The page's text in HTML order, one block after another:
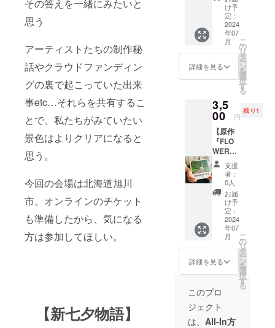
その答えを一緒にみたいと
思う
アーティストたちの制作秘
話やクラウドファンディン
グの裏で起こっていた出来
事etc…それらを共有するこ
とで、私たちがみていたい
景色はよりクリアになると
思う。
今回の会場は北海道旭川
市。オンラインのチケット
も準備したから、気になる
方は参加してほしい。
【新七夕物語】
uria』
制作
アー
ティス
トが参
加す
る、記
念交流
会の参
ケット
です。
北海道
旭川市
内の店
舗（“旭
荘”の個
室を検
討中）
にて実
施予
定。 金
額内に1
ドリン
クを含
みま
す。 日
が決ま
り次第
調整し
ます。
け予
定：
2024
年07
月
詳細を見る
こ
の
リ
タ
ー
ン
を
選
択
す
る
3,5
00 円
残り1
【原作
『FLO
WER
OF
LOVE -
Mercuri
a-』購
入リ
ター
ン】 織
姫と彦
星が銀
河を旅
しなが
ら、“天
の川銀
河の
先”を目
指す物
語。リ
支援
者：
0人
お届
け予
定：
2024
年07
月
詳細を見る
こ
の
リ
タ
ー
ン
を
選
択
す
る
このプロ
ジェクト
は、 All-In方